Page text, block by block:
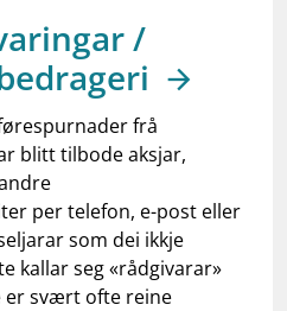
/
frå
blitt tilbode aksjar,
per telefon, e-post eller
som dei ikkje
kallar seg «rådgivarar»
er svært ofte reine